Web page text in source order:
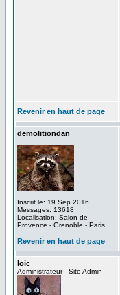
Revenir en haut de page
demolitiondan
Inscrit le: 19 Sep 2016
Messages: 13618
Localisation: Salon-de-
Provence - Grenoble - Paris
Revenir en haut de page
loic
Administrateur - Site Admin